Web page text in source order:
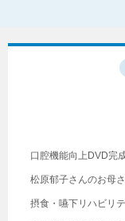
口腔機能向上DVD完
松原郁子さんのお母
摂食・嚥下リハビリ